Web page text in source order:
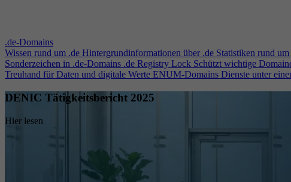
.de-Domains
Wissen rund um .de Hintergrundinformationen über .de Statistiken rund um
Sonderzeichen in .de-Domains .de Registry Lock Schützt wichtige
Treuhand für Daten und digitale Werte ENUM-Domains Dienste unter
DENIC Tätigkeitsbericht 2025
Hier lesen